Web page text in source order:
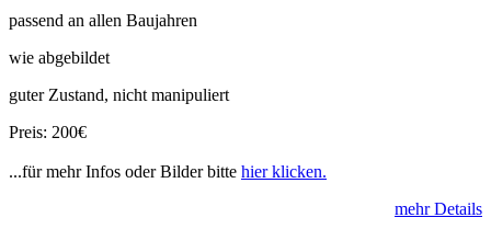
passend an allen Baujahren
wie abgebildet
guter Zustand, nicht manipuliert
Preis: 200€
...für mehr Infos oder Bilder bitte hier klicken.
mehr Details